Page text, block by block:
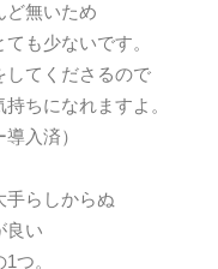
ど無いため
も少ないです。
してくださるので
ちになれますよ。
入済）
手らしからぬ
良い
つ。